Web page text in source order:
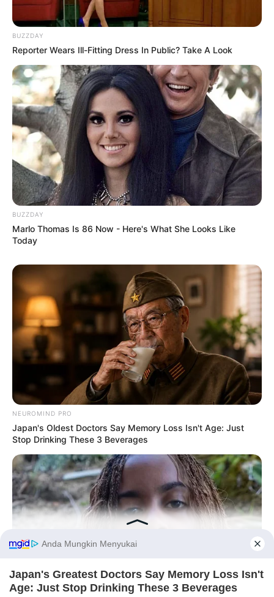
10 Desain Kanopi Tempat
Tidur, Serasa Beristirahat di
Kamar Raja
Tampil Lebih Modern, 7 Potret
Hasil Renovasi Rumah Berusia
90 Tahun
BUZZDAY
Reporter Wears Ill-Fitting Dress In Public? Take A Look
BUZZDAY
Marlo Thomas Is 86 Now - Here's What She Looks Like
Today
NEUROMIND PRO
Japan's Oldest Doctors Say Memory Loss Isn't Age: Just
Stop Drinking These 3 Beverages
Before You Go